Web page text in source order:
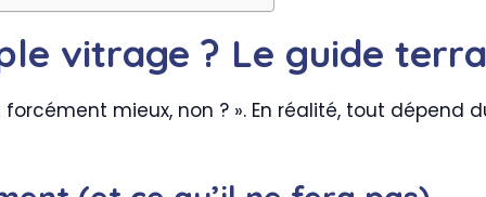
vitrage ? Le guide
mieux, non ? ». En réalité, tout